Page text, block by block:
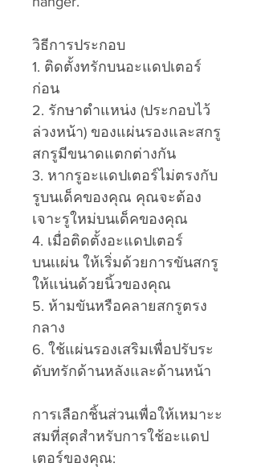
วิธีการประกอบ
1. ติดตั้งทรักบนอะแดปเตอร์
ก่อน
2. รักษาตำแหน่ง (ประกอบไว้
ล่วงหน้า) ของแผ่นรองและสกรู
สกรูมีขนาดแตกต่างกัน
3. หากรูอะแดปเตอร์ไม่ตรงกับ
รูบนเด็คของคุณ คุณจะต้อง
เจาะรูใหม่บนเด็คของคุณ
4. เมื่อติดตั้งอะแดปเตอร์
บนเเผ่น ให้เริ่มด้วยการขันสกรู
ให้แน่นด้วยนิ้วของคุณ
5. ห้ามขันหรือคลายสกรูตรง
กลาง
6. ใช้แผ่นรองเสริมเพื่อปรับระ
ดับทรักด้านหลังและด้านหน้า
การเลือกชิ้นส่วนเพื่อให้เหมาะะ
สมที่สุดสำหรับการใช้อะแดป
เตอร์ของคุณ: